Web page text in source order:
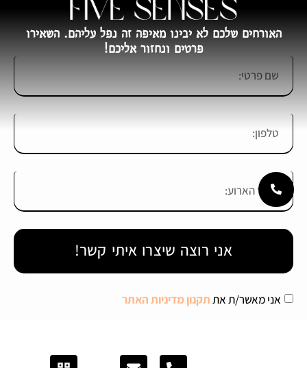
האורחים שלכם לא יבינו מאיפה זה נפל עליהם. השאירו
פרטים ונחזור אליכם!
אני מאשר/ת אתתקנון מדיניות האתר
אני רוצה שיצרו איתי קשר!